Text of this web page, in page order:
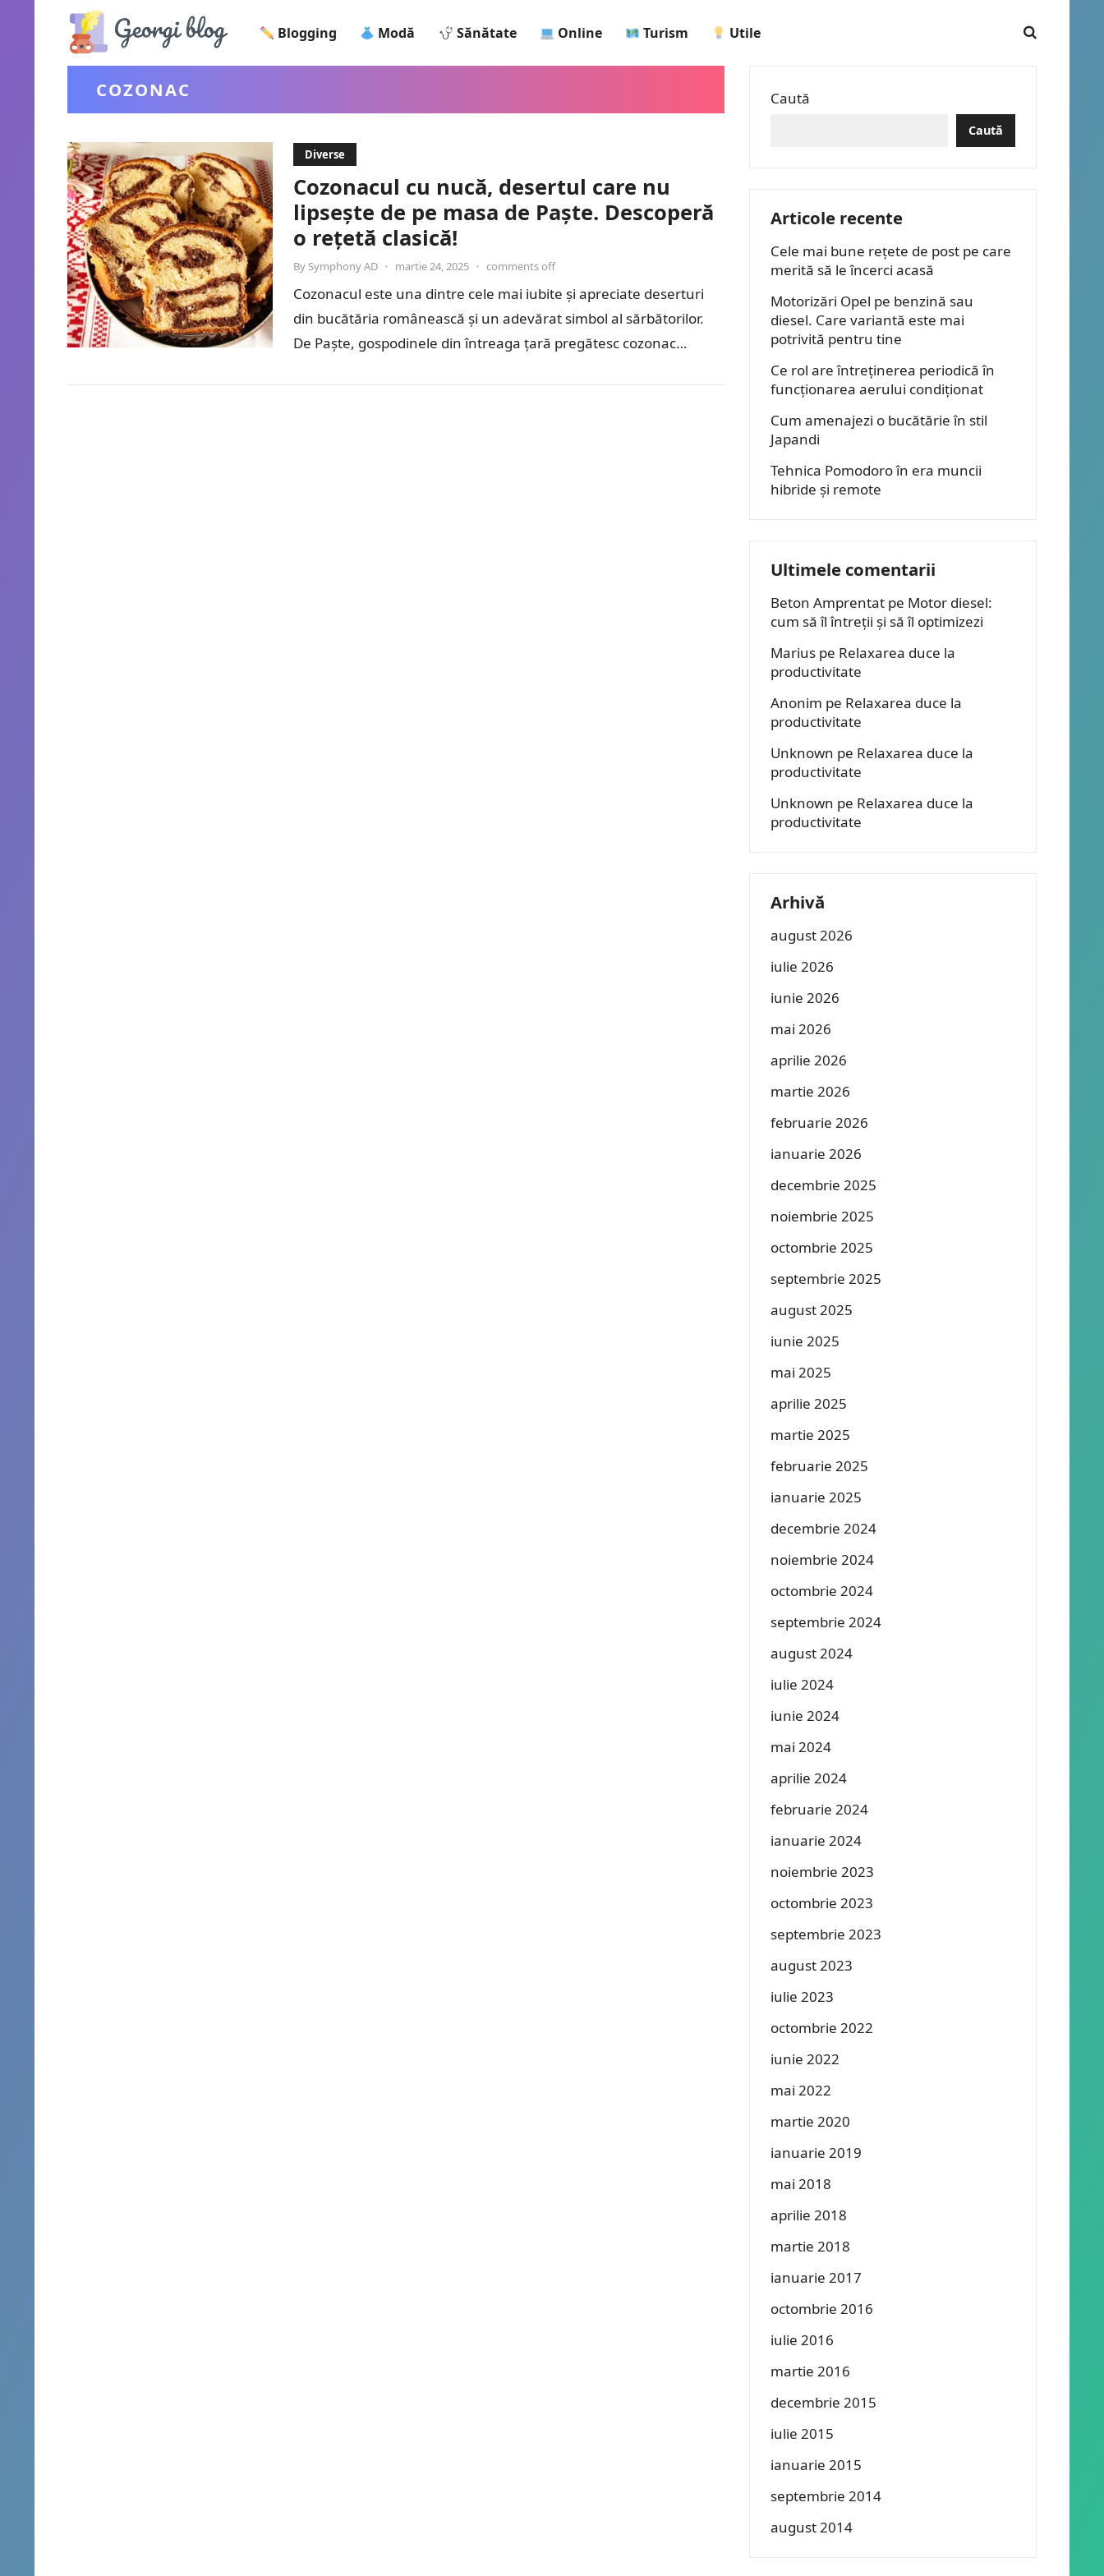
Blogging Modă Sănătate Online Turism Utile
COZONAC
Diverse
Cozonacul cu nucă, desertul care nu
lipsește de pe masa de Paște. Descoperă
o rețetă clasică!
By Symphony AD • martie 24, 2025 • comments off
Cozonacul este una dintre cele mai iubite și apreciate deserturi
din bucătăria românească și un adevărat simbol al sărbătorilor.
De Paște, gospodinele din întreaga țară pregătesc cozonac
Caută
Caută
Articole recente
Cele mai bune rețete de post pe care
merită să le încerci acasă
Motorizări Opel pe benzină sau
diesel. Care variantă este mai
potrivită pentru tine
Ce rol are întreținerea periodică în
funcționarea aerului condiționat
Cum amenajezi o bucătărie în stil
Japandi
Tehnica Pomodoro în era muncii
hibride și remote
Ultimele comentarii
Beton Amprentat pe Motor diesel:
cum să îl întreții și să îl optimizezi
Marius pe Relaxarea duce la
productivitate
Anonim pe Relaxarea duce la
productivitate
Unknown pe Relaxarea duce la
productivitate
Unknown pe Relaxarea duce la
productivitate
Arhivă
august 2026
iulie 2026
iunie 2026
mai 2026
aprilie 2026
martie 2026
februarie 2026
ianuarie 2026
decembrie 2025
noiembrie 2025
octombrie 2025
septembrie 2025
august 2025
iunie 2025
mai 2025
aprilie 2025
martie 2025
februarie 2025
ianuarie 2025
decembrie 2024
noiembrie 2024
octombrie 2024
septembrie 2024
august 2024
iulie 2024
iunie 2024
mai 2024
aprilie 2024
februarie 2024
ianuarie 2024
noiembrie 2023
octombrie 2023
septembrie 2023
august 2023
iulie 2023
octombrie 2022
iunie 2022
mai 2022
martie 2020
ianuarie 2019
mai 2018
aprilie 2018
martie 2018
ianuarie 2017
octombrie 2016
iulie 2016
martie 2016
decembrie 2015
iulie 2015
ianuarie 2015
septembrie 2014
august 2014